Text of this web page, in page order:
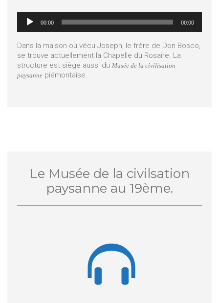
Lecteur
audio
00:00 00:00
Dans la maison où vécu Joseph, le frère de Don Bosco,
se trouve actuellement la Chapelle du Rosaire. La
structure est siège aussi du Musée de la civilisation
paysanne piémontaise.
Le Musée de la civilsation
paysanne au 19ème.
